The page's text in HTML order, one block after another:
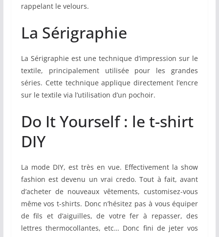
rappelant le velours.
La Sérigraphie
La Sérigraphie est une technique d’impression sur le
textile, principalement utilisée pour les grandes
séries. Cette technique applique directement l’encre
sur le textile via l’utilisation d’un pochoir.
Do It Yourself : le t-shirt
DIY
La mode DIY, est très en vue. Effectivement la show
fashion est devenu un vrai credo. Tout à fait, avant
d’acheter de nouveaux vêtements, customisez-vous
même vos t-shirts. Donc n’hésitez pas à vous équiper
de fils et d’aiguilles, de votre fer à repasser, des
lettres thermocollantes, etc… Donc fini de jeter vos